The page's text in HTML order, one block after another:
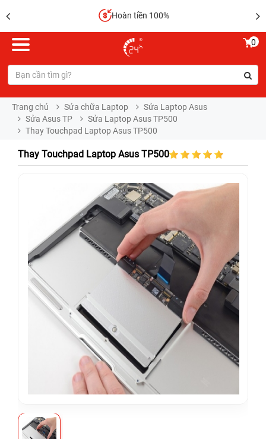
Hoàn tiền 100%
0
Trang chủ Sửa chữa Laptop
Sửa Laptop Asus
Sửa Asus TP
Sửa Laptop Asus TP500
Thay Touchpad Laptop Asus TP500
Thay Touchpad Laptop Asus TP500